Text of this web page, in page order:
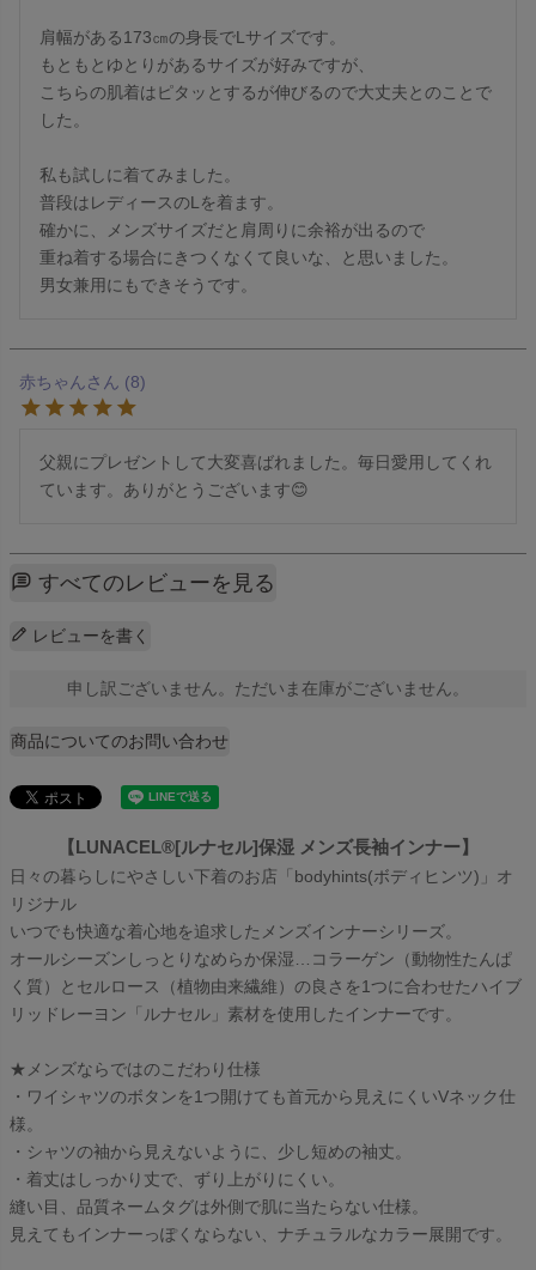
肩幅がある173㎝の身長でLサイズです。
もともとゆとりがあるサイズが好みですが、
こちらの肌着はピタッとするが伸びるので大丈夫とのことで
した。
私も試しに着てみました。
普段はレディースのLを着ます。
確かに、メンズサイズだと肩周りに余裕が出るので
重ね着する場合にきつくなくて良いな、と思いました。
男女兼用にもできそうです。
赤ちゃん 8
父親にプレゼントして大変喜ばれました。毎日愛用してくれ
ています。ありがとうございます😊
すべてのレビューを見る
レビューを書く
申し訳ございません。ただいま在庫がございません。
商品についてのお問い合わせ
【LUNACEL®[ルナセル]保湿 メンズ長袖インナー】
日々の暮らしにやさしい下着のお店「bodyhints(ボディヒンツ)」オ
リジナル
いつでも快適な着心地を追求したメンズインナーシリーズ。
オールシーズンしっとりなめらか保湿…コラーゲン（動物性たんぱ
く質）とセルロース（植物由来繊維）の良さを1つに合わせたハイブ
リッドレーヨン「ルナセル」素材を使用したインナーです。
★メンズならではのこだわり仕様
・ワイシャツのボタンを1つ開けても首元から見えにくいVネック仕
様。
・シャツの袖から見えないように、少し短めの袖丈。
・着丈はしっかり丈で、ずり上がりにくい。
縫い目、品質ネームタグは外側で肌に当たらない仕様。
見えてもインナーっぽくならない、ナチュラルなカラー展開です。